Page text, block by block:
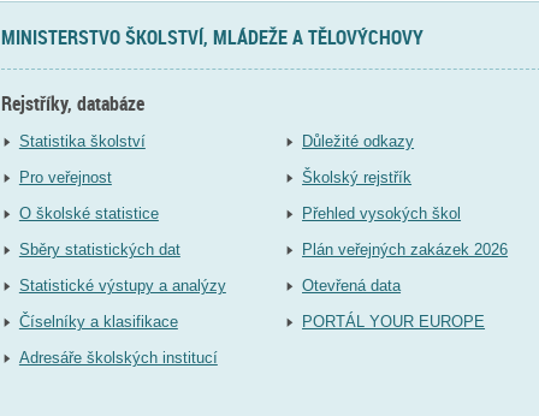
MINISTERSTVO ŠKOLSTVÍ, MLÁDEŽE A TĚLOVÝCHOVY
Rejstříky, databáze
Statistika školství
Pro veřejnost
O školské statistice
Sběry statistických dat
Statistické výstupy a analýzy
Číselníky a klasifikace
Adresáře školských institucí
Důležité odkazy
Školský rejstřík
Přehled vysokých škol
Plán veřejných zakázek 2026
Otevřená data
PORTÁL YOUR EUROPE